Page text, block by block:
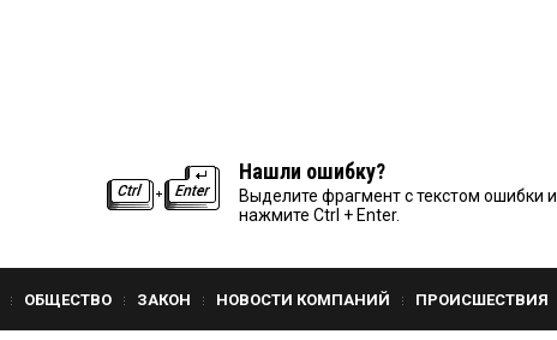
Нашли ошибку?
Выделите фрагмент с текстом ошибки и
нажмите Ctrl + Enter.
ОБЩЕСТВО ЗАКОН НОВОСТИ КОМПАНИЙ ПРОИСШЕСТВИЯ